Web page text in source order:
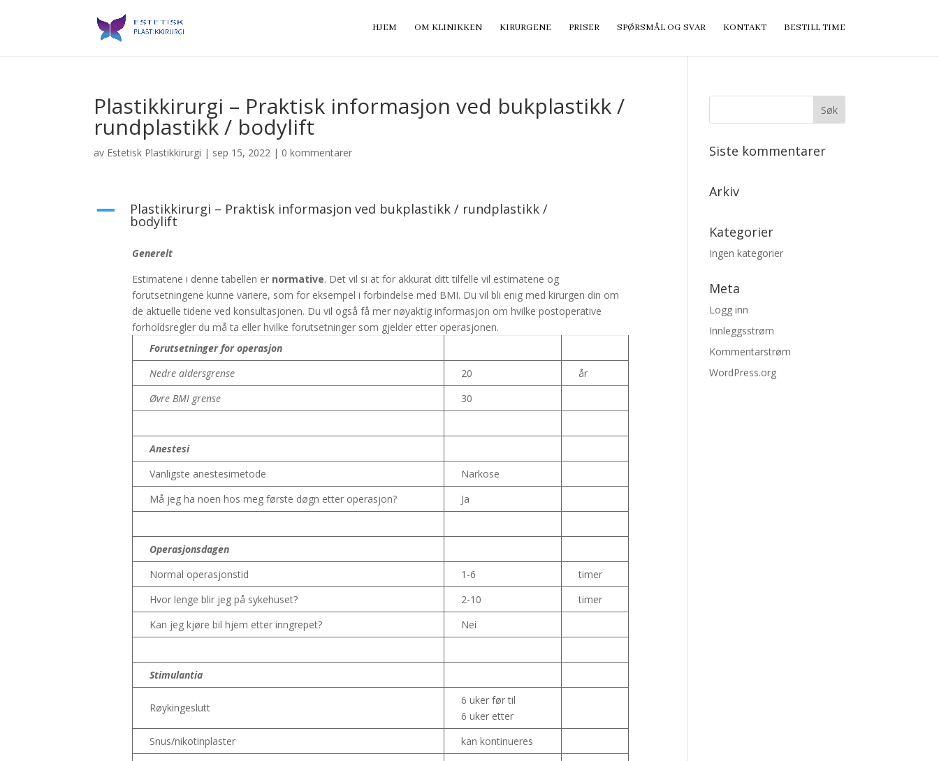
HJEM OM KLINIKKEN KIRURGENE PRISER SPØRSMÅL OG SVAR KONTAKT BESTILL TIME
Plastikkirurgi – Praktisk informasjon ved bukplastikk /
rundplastikk / bodylift
av Estetisk Plastikkirurgi | sep 15, 2022 | 0 kommentarer
A Plastikkirurgi – Praktisk informasjon ved bukplastikk / rundplastikk /
bodylift
Generelt
Estimatene i denne tabellen er normative. Det vil si at for akkurat ditt tilfelle vil estimatene og
forutsetningene kunne variere, som for eksempel i forbindelse med BMI. Du vil bli enig med kirurgen din om
de aktuelle tidene ved konsultasjonen. Du vil også få mer nøyaktig informasjon om hvilke postoperative
forholdsregler du må ta eller hvilke forutsetninger som gjelder etter operasjonen.
Forutsetninger for operasjon
Nedre aldersgrense
20
år
Øvre BMI grense
30
Anestesi
Vanligste anestesimetode
Narkose
Må jeg ha noen hos meg første døgn etter operasjon?
Ja
Operasjonsdagen
Normal operasjonstid
1-6
timer
Hvor lenge blir jeg på sykehuset?
2-10
timer
Kan jeg kjøre bil hjem etter inngrepet?
Nei
Stimulantia
Røykingeslutt
6 uker før til
6 uker etter
Snus/nikotinplaster
kan kontinueres
Siste kommentarer
Arkiv
Kategorier
Ingen kategorier
Meta
Logg inn
Innleggsstrøm
Kommentarstrøm
WordPress.org